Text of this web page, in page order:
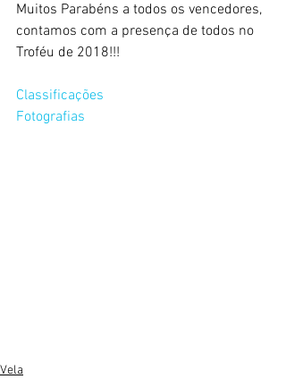
Muitos Parabéns a todos os vencedores,
contamos com a presença de todos no
Troféu de 2018!!!
Classificações
Fotografias
Vela